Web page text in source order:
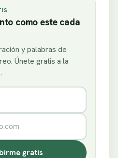
como este cada
y palabras de
Únete gratis a la
gratis